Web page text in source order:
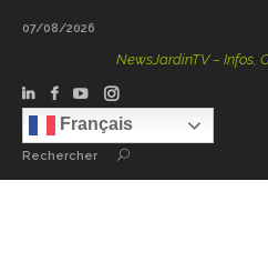
07/08/2026
NewsJardinTV – Infos,
Français
Rechercher